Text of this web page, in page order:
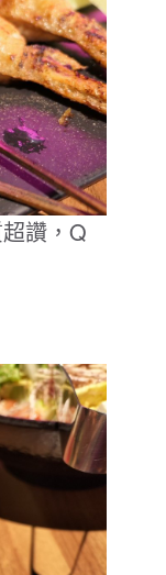
讚， Q